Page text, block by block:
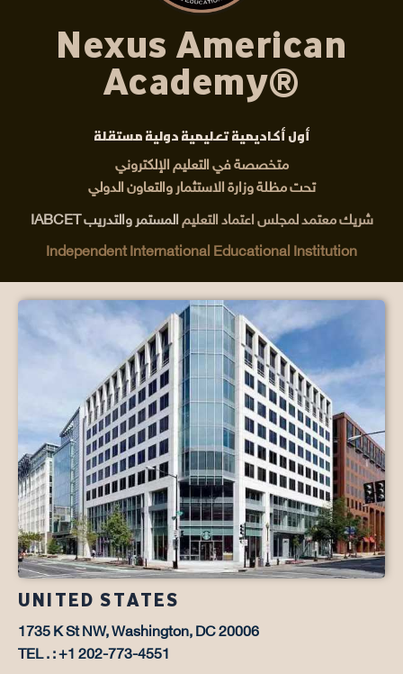
Nexus American
Academy®
أول أكاديمية تعليمية دولية مستقلة
متخصصة في التعليم الإلكتروني
تحت مظلة وزارة الاستثمار والتعاون الدولي
شريك معتمد لمجلس اعتماد التعليم المستمر والتدريب IABCET
Independent International Educational Institution
UNITED STATES
1735 K St NW, Washington, DC 20006
TEL . : +1 202-773-4551